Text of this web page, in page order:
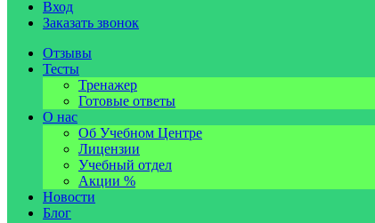
Вход
Заказать звонок
Отзывы
Тесты
Тренажер
Готовые ответы
О нас
Об Учебном Центре
Лицензии
Учебный отдел
Акции %
Новости
Блог